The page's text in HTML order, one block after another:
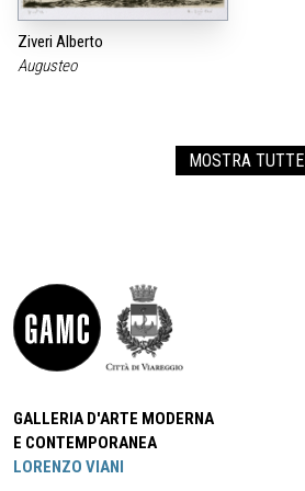
Ziveri Alberto
Augusteo
MOSTRA TUTTE
GALLERIA D'ARTE MODERNA
E CONTEMPORANEA
LORENZO VIANI